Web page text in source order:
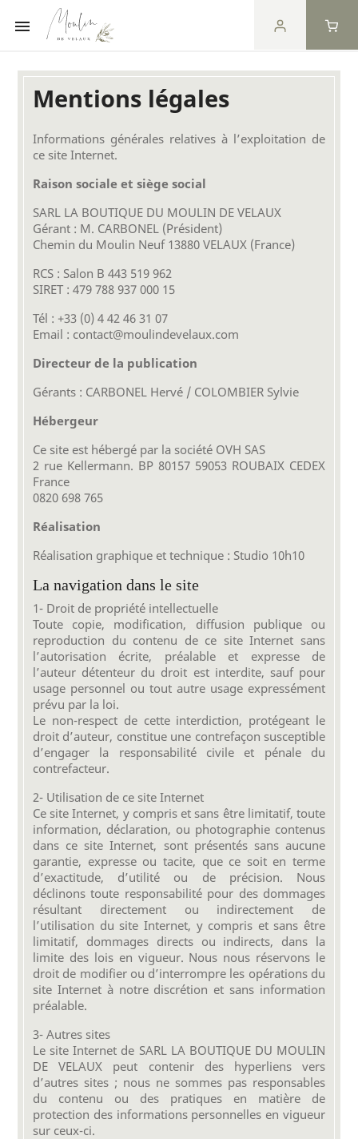

Mentions légales
Informations générales relatives à l’exploitation de
ce site Internet.
Raison sociale et siège social
SARL LA BOUTIQUE DU MOULIN DE VELAUX
Gérant : M. CARBONEL (Président)
Chemin du Moulin Neuf 13880 VELAUX (France)
RCS : Salon B 443 519 962
SIRET : 479 788 937 000 15
Tél : +33 (0) 4 42 46 31 07
Email : contact@moulindevelaux.com
Directeur de la publication
Gérants : CARBONEL Hervé / COLOMBIER Sylvie
Hébergeur
Ce site est hébergé par la société OVH SAS
2 rue Kellermann. BP 80157 59053 ROUBAIX CEDEX
France
0820 698 765
Réalisation
Réalisation graphique et technique : Studio 10h10
La navigation dans le site
1- Droit de propriété intellectuelle
Toute copie, modification, diffusion publique ou
reproduction du contenu de ce site Internet sans
l’autorisation écrite, préalable et expresse de
l’auteur détenteur du droit est interdite, sauf pour
usage personnel ou tout autre usage expressément
prévu par la loi.
Le non-respect de cette interdiction, protégeant le
droit d’auteur, constitue une contrefaçon susceptible
d’engager la responsabilité civile et pénale du
contrefacteur.
2- Utilisation de ce site Internet
Ce site Internet, y compris et sans être limitatif, toute
information, déclaration, ou photographie contenus
dans ce site Internet, sont présentés sans aucune
garantie, expresse ou tacite, que ce soit en terme
d’exactitude, d’utilité ou de précision. Nous
déclinons toute responsabilité pour des dommages
résultant directement ou indirectement de
l’utilisation du site Internet, y compris et sans être
limitatif, dommages directs ou indirects, dans la
limite des lois en vigueur. Nous nous réservons le
droit de modifier ou d’interrompre les opérations du
site Internet à notre discrétion et sans information
préalable.
3- Autres sites
Le site Internet de SARL LA BOUTIQUE DU MOULIN
DE VELAUX peut contenir des hyperliens vers
d’autres sites ; nous ne sommes pas responsables
du contenu ou des pratiques en matière de
protection des informations personnelles en vigueur
sur ceux-ci.